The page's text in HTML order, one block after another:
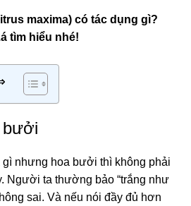
maxima) có tác dụng gì?
tìm hiểu nhé!
bưởi
nhưng hoa bưởi thì không phải
Người ta thường bảo “trắng như
sai. Và nếu nói đầy đủ hơn